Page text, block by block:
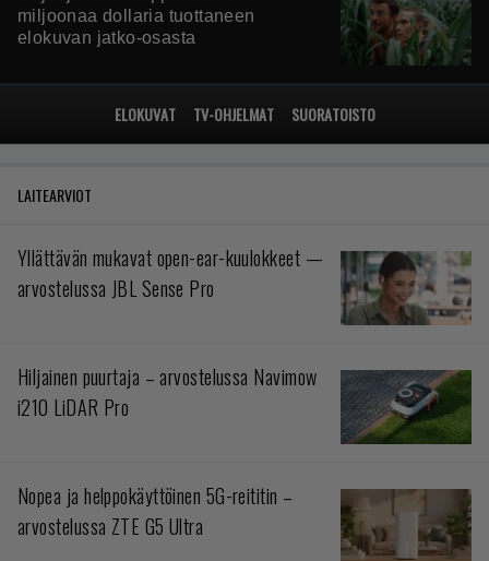
miljoonaa dollaria tuottaneen
elokuvan jatko-osasta
ELOKUVAT TV-OHJELMAT SUORATOISTO
LAITEARVIOT
Yllättävän mukavat open-ear-kuulokkeet —
arvostelussa JBL Sense Pro
Hiljainen puurtaja – arvostelussa Navimow
i210 LiDAR Pro
Nopea ja helppokäyttöinen 5G-reititin –
arvostelussa ZTE G5 Ultra